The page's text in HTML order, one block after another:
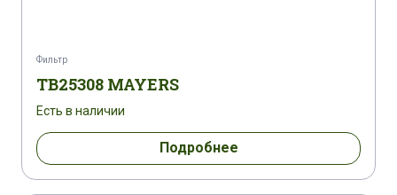
Фильтр
TB25308 MAYERS
Есть в наличии
Подробнее